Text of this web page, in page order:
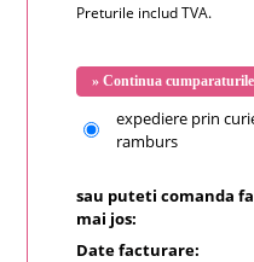
Preturile includ TVA.
expediere prin
ramburs
sau puteti comanda
mai jos:
Date facturare: